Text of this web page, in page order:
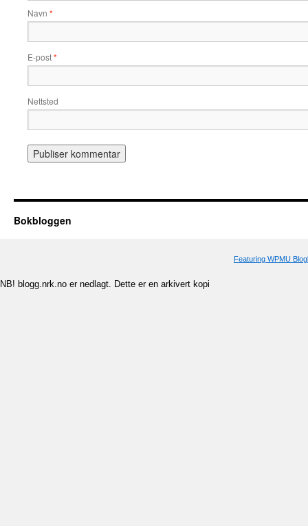
Navn *
E-post*
Nettsted
Bokbloggen
Featuring WPMU
NB! blogg.nrk.no er nedlagt. Dette er en arkivert kopi